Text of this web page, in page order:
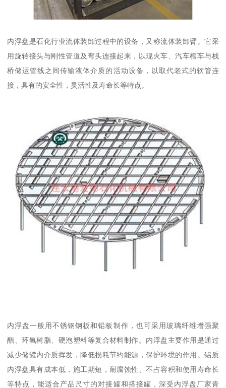
内浮盘是石化行业流体装卸过程中的设备，又称流体装卸臂。它采
用旋转接头与刚性管道及弯头连接起来，以现火车、汽车槽车与栈
桥储运管线之间传输液体介质的活动设备，以取代老式的软管连
接，具有的安全性，灵活性及寿命长等特点。
内浮盘一般用不锈钢钢板和铅板制作，也可采用玻璃纤维增强聚
酯、环氧树脂、硬泡塑料等复合材料制作。内浮盘主要作用是通过
减少储罐内介质挥发，降低损耗节约能源，保护环境的作用。铝质
内浮盘具有成本低，施工期短，耐腐蚀性、不占容积和使用寿命长
等特点，能适合产品尺寸的对接罐和搭接罐，深受内浮盘厂家青